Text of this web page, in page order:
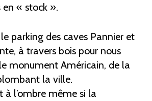
en « stock ».
parking des caves Pannier et
à travers bois pour nous
monument Américain, de la
la ville.
à l’ombre même si la